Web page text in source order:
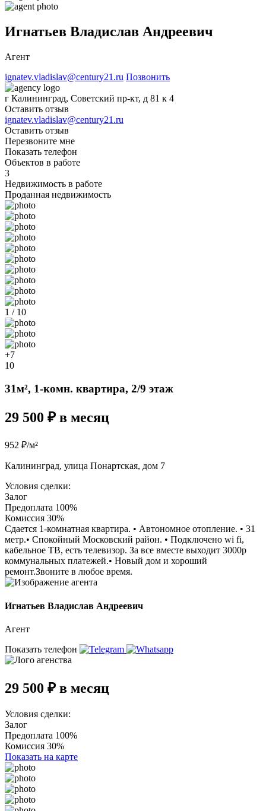
Игнатьев Владислав Андреевич
Агент
ignatev.vladislav@century21.ru Позвонить
г Калининград, Советский пр-кт, д 81 к 4
Оставить отзыв
ignatev.vladislav@century21.ru
Оставить отзыв
Перезвоните мне
Показать телефон
Объектов в работе
3
Недвижимость в работе
Проданная недвижимость
1 / 10
+7
10
31м², 1-комн. квартира, 2/9 этаж
29 500 ₽ в месяц
952 ₽/м²
Калининград, улица Понартская, дом 7
Условия сделки:
Залог
Предоплата 100%
Комиссия 30%
Сдается 1-комнатная квартира. • Автономное отопление. • 31
метр.• Спокойный Московский район. • Подключено wi fi,
кабельное ТВ, есть телевизор. За все вместе выходит 3000р
коммунальных платежей.• Новый дом и хороший
ремонт.Звоните в любое время.
Игнатьев Владислав Андреевич
Агент
Показать телефон
29 500 ₽ в месяц
Условия сделки:
Залог
Предоплата 100%
Комиссия 30%
Показать на карте